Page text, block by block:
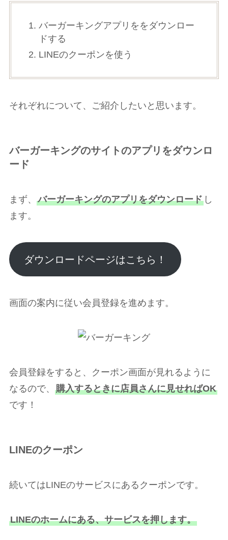
バーガーキングアプリををダウンロー
ドする
LINEのクーポンを使う
それぞれについて、ご紹介したいと思います。
バーガーキングのサイトのアプリをダウンロ
ード
まず、 バーガーキングのアプリをダウンロードし
ます。
ダウンロードページはこちら！
画面の案内に従い会員登録を進めます。
会員登録をすると、クーポン画面が見れるように
なるので、 購入するときに店員さんに見せればOK
です！
LINEのクーポン
続いてはLINEのサービスにあるクーポンです。
LINEのホームにある、サービスを押します。